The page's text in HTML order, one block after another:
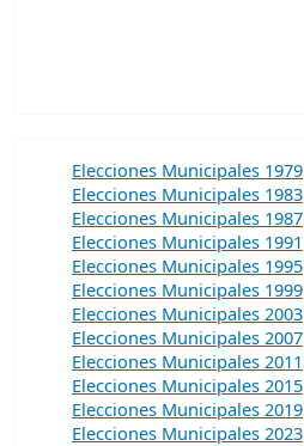
Elecciones Municipales 1979
Elecciones Municipales 1983
Elecciones Municipales 1987
Elecciones Municipales 1991
Elecciones Municipales 1995
Elecciones Municipales 1999
Elecciones Municipales 2003
Elecciones Municipales 2007
Elecciones Municipales 2011
Elecciones Municipales 2015
Elecciones Municipales 2019
Elecciones Municipales 2023